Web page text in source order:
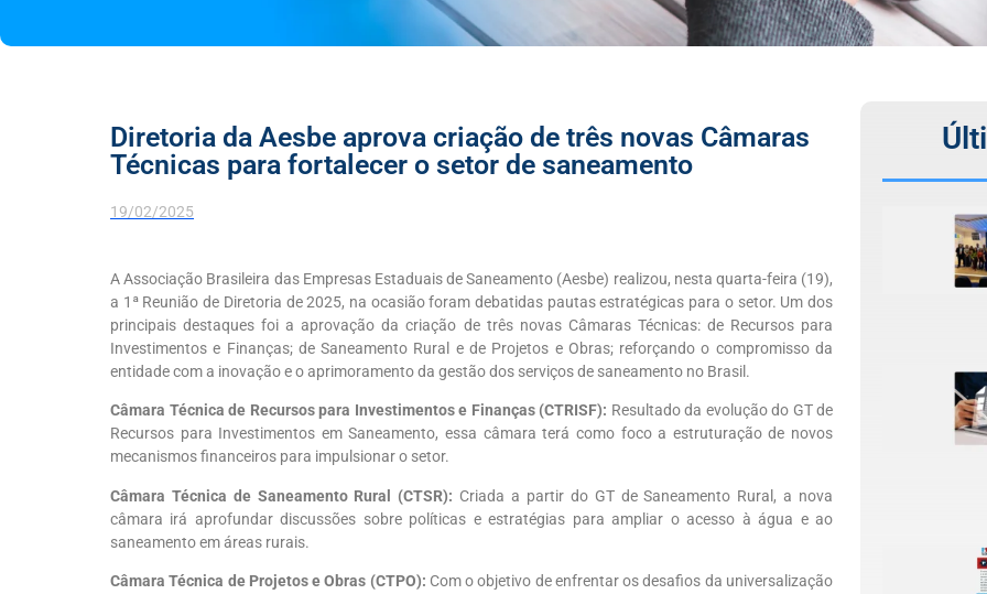
Diretoria da Aesbe aprova criação de três novas Câmaras
Técnicas para fortalecer o setor de saneamento
19/02/2025
A Associação Brasileira das Empresas Estaduais de Saneamento (Aesbe) realizou, nesta quarta-feira (19),
a 1ª Reunião de Diretoria de 2025, na ocasião foram debatidas pautas estratégicas para o setor. Um dos
principais destaques foi a aprovação da criação de três novas Câmaras Técnicas: de Recursos para
Investimentos e Finanças; de Saneamento Rural e de Projetos e Obras; reforçando o compromisso da
entidade com a inovação e o aprimoramento da gestão dos serviços de saneamento no Brasil.
Câmara Técnica de Recursos para Investimentos e Finanças (CTRISF): Resultado da evolução do GT de
Recursos para Investimentos em Saneamento, essa câmara terá como foco a estruturação de novos
mecanismos financeiros para impulsionar o setor.
Câmara Técnica de Saneamento Rural (CTSR): Criada a partir do GT de Saneamento Rural, a nova
câmara irá aprofundar discussões sobre políticas e estratégias para ampliar o acesso à água e ao
saneamento em áreas rurais.
Câmara Técnica de Projetos e Obras (CTPO): Com o objetivo de enfrentar os desafios da universalização